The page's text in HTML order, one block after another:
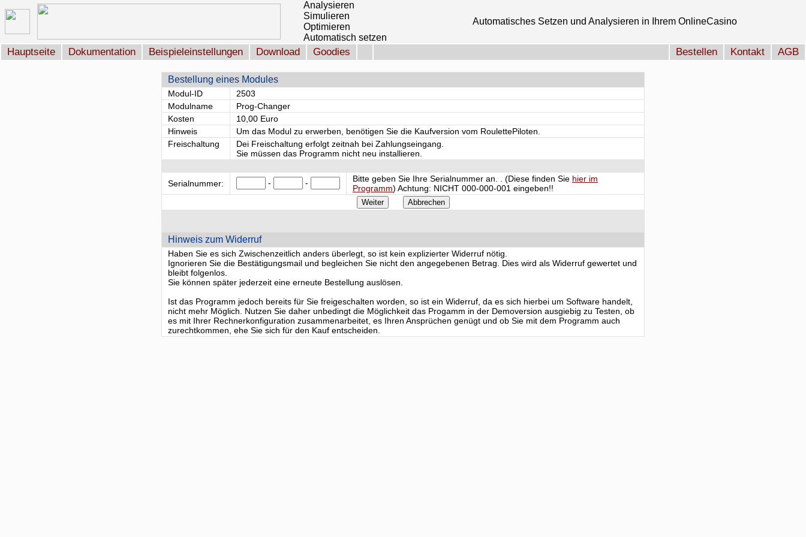
Analysieren
Simulieren
Optimieren
Automatisch setzen
Automatisches Setzen und Analysieren in Ihrem OnlineCasino
Hauptseite Dokumentation Beispieleinstellungen Download Goodies Bestellen Kontakt AGB
Bestellung eines Modules
Modul-ID
2503
Modulname
Prog-Changer
Kosten
10,00 Euro
Hinweis
Um das Modul zu erwerben, benötigen Sie die Kaufversion vom RoulettePiloten.
Freischaltung
Dei Freischaltung erfolgt zeitnah bei Zahlungseingang.
Sie müssen das Programm nicht neu installieren.
Serialnummer: - - Bitte geben Sie Ihre Serialnummer an. . (Diese finden Sie hier im
Programm) Achtung: NICHT 000-000-001 eingeben!!
Hinweis zum Widerruf
Haben Sie es sich Zwischenzeitlich anders überlegt, so ist kein explizierter Widerruf nötig.
Ignorieren Sie die Bestätigungsmail und begleichen Sie nicht den angegebenen Betrag. Dies wird als Widerruf gewertet und
bleibt folgenlos.
Sie können später jederzeit eine erneute Bestellung auslösen.
Ist das Programm jedoch bereits für Sie freigeschalten worden, so ist ein Widerruf, da es sich hierbei um Software handelt,
nicht mehr Möglich. Nutzen Sie daher unbedingt die Möglichkeit das Progamm in der Demoversion ausgiebig zu Testen, ob
es mit Ihrer Rechnerkonfiguration zusammenarbeitet, es Ihren Ansprüchen genügt und ob Sie mit dem Programm auch
zurechtkommen, ehe Sie sich für den Kauf entscheiden.